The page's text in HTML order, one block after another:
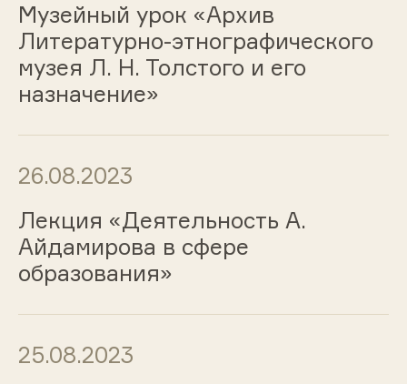
Музейный урок «Архив
Литературно-этнографического
музея Л. Н. Толстого и его
назначение»
26.08.2023
Лекция «Деятельность А.
Айдамирова в сфере
образования»
25.08.2023